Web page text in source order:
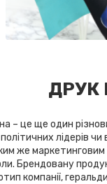
ДРУК
– це ще один
політичних лідерів
же маркетинговим
Брендовану
компанії,